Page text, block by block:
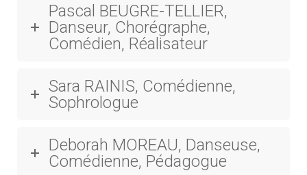
Pascal BEUGRE-TELLIER,
Danseur, Chorégraphe,
Comédien, Réalisateur
Sara RAINIS, Comédienne,
Sophrologue
Deborah MOREAU, Danseuse,
Comédienne, Pédagogue